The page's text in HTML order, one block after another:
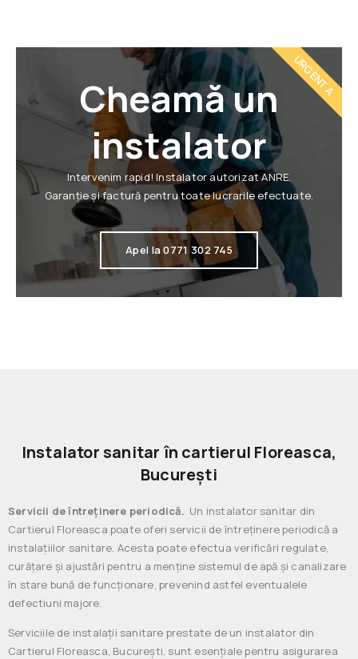
Cheamă un
instalator
Intervenim rapid! Instalator autorizat ANRE.
Garanție și factură pentru toate lucrarile efectuate.
Apel la 0771 302 745
URGENTA
Instalator sanitar în cartierul Floreasca,
București​
Servicii de întreținere periodică. Un instalator sanitar din
Cartierul Floreasca poate oferi servicii de întreținere periodică a
instalațiilor sanitare. Acesta poate efectua verificări regulate,
curățare și ajustări pentru a menține sistemul de apă și canalizare
în stare bună de funcționare, prevenind astfel eventualele
defectiuni majore.
Serviciile de instalații sanitare prestate de un instalator din
Cartierul Floreasca, București, sunt esențiale pentru asigurarea